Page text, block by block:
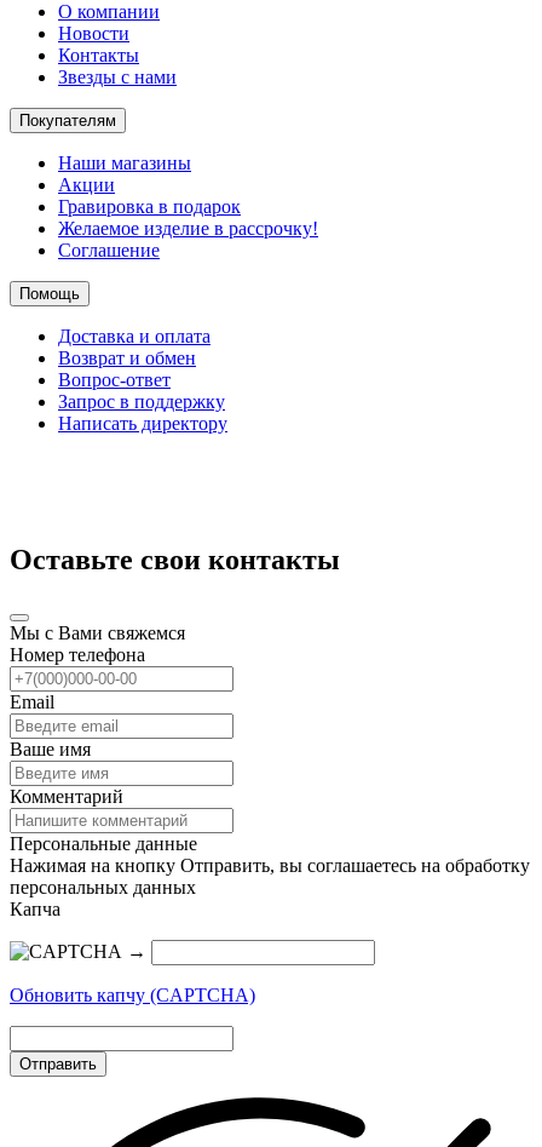
О компании
Новости
Контакты
Звезды с нами
Покупателям
Наши магазины
Акции
Гравировка в подарок
Желаемое изделие в рассрочку!
Соглашение
Помощь
Доставка и оплата
Возврат и обмен
Вопрос-ответ
Запрос в поддержку
Написать директору
Оставьте свои контакты
Мы с Вами свяжемся
Номер телефона
Email
Ваше имя
Комментарий
Персональные данные
Нажимая на кнопку Отправить, вы соглашаетесь на обработку
персональных данных
Капча
→
Обновить капчу (CAPTCHA)
Отправить